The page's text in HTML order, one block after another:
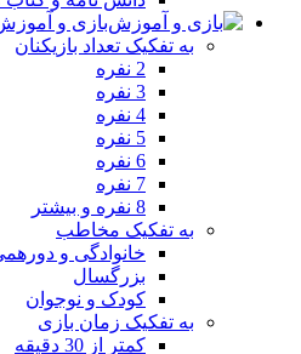
بازی و
به تفکیک تعداد بازیکنان
2 نفره
3 نفره
4 نفره
5 نفره
6 نفره
7 نفره
8 نفره و بیشتر
به تفکیک مخاطب
خانوادگی و
بزرگسال
کودک و نوجوان
به تفکیک زمان بازی
کمتر از 30 دقیقه